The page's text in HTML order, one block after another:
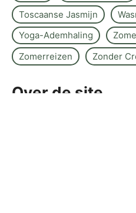
Toscaanse Jasmijn
Yoga-Ademhaling
Zomerreizen
Zonder
Over de site